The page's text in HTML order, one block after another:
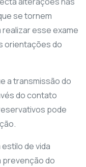
se tornem
esse exame
orientações do
a transmissão do
do contato
pode
de vida
prevenção do